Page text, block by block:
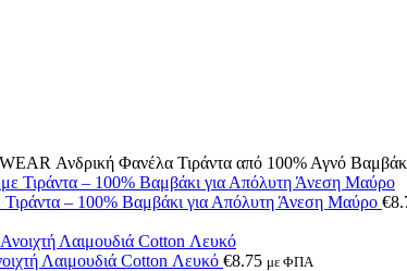
Ανδρική Φανέλα Τιράντα από 100% Αγνό
– 100% Βαμβάκι για Απόλυτη Άνεση Μαύρο €
Λαιμουδιά Cotton Λευκό €8.75 με ΦΠΑ